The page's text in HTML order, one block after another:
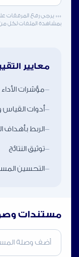
بمشاهدة الملفات لكل من
معايير
-مؤشرات الأداء
-أدوات القياس
-الربط بأهداف
-توثيق النتائج
-التحسين
مستندات